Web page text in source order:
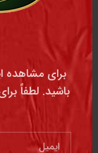
باشید. لطفاً
خیابان چهار باغ
03136205081
03136205082